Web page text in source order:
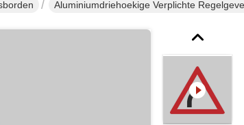
Aluminiumdriehoekige Verplichte